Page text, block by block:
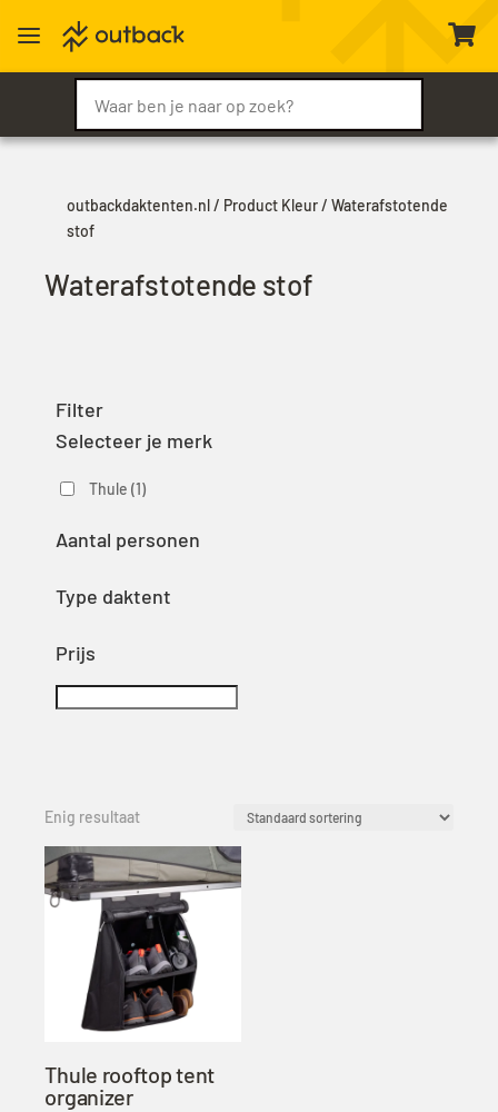
a 
outbackdaktenten.nl/ Product Kleur / Waterafstotende
stof
Waterafstotende stof
Filter
Selecteer je merk
Thule (1)
Aantal personen
Type daktent
Prijs
Enig resultaat
Thule rooftop tent
organizer